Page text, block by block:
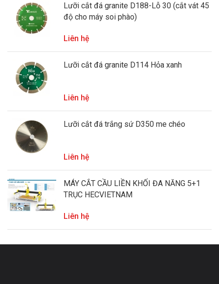
Lưỡi cắt đá granite D188-Lỗ 30 (cắt vát 45
độ cho máy soi phào)
Liên hệ
Lưỡi cắt đá granite D114 Hỏa xanh
Liên hệ
Lưỡi cắt đá trắng sứ D350 me chéo
Liên hệ
MÁY CẮT CẦU LIỀN KHỐI ĐA NĂNG 5+1
TRỤC HECVIETNAM
Liên hệ